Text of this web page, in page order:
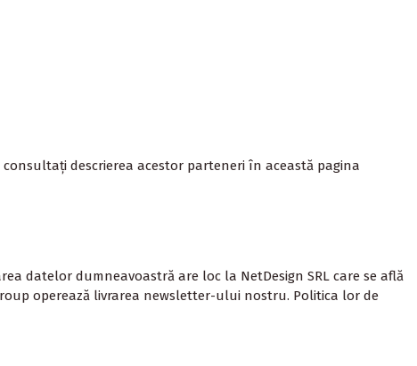
descrierea acestor parteneri în această pagina
datelor dumneavoastră are loc la NetDesign SRL care se află
operează livrarea newsletter-ului nostru. Politica lor de